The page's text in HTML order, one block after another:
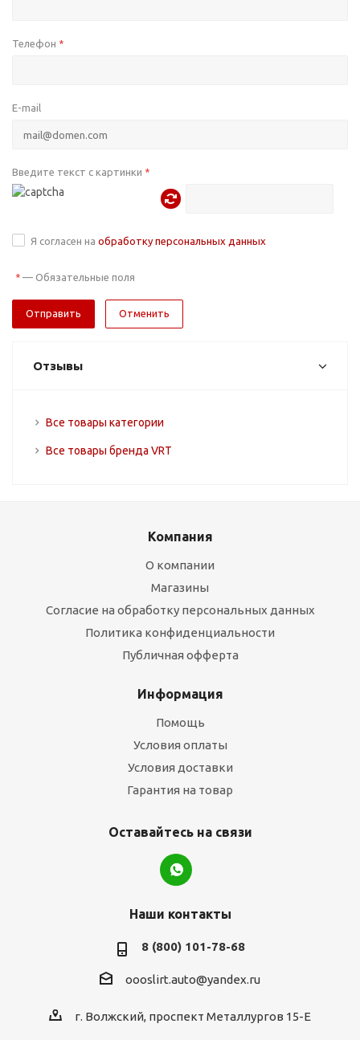
Телефон *
E-mail
Введите текст с картинки *
Я согласен на обработку персональных данных
* — Обязательные поля
Отменить
Отзывы
Все товары категории
Все товары бренда VRT
Компания
О компании
Магазины
Согласие на обработку персональных данных
Политика конфиденциальности
Публичная офферта
Информация
Помощь
Условия оплаты
Условия доставки
Гарантия на товар
Оставайтесь на связи
Наши контакты
8 (800) 101-78-68
oooslirt.auto@yandex.ru
г. Волжский, проспект Металлургов 15-Е